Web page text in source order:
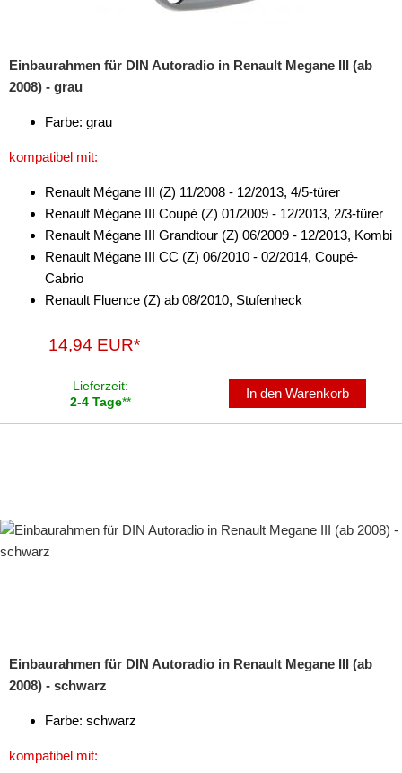
für Scania
für Scion
für Seat
für Skoda
für Smart
für Ssangyong
für Subaru
für Volkswagen
Radiorahmen
USB-Adapter
Verstärker-Zubehör
Vorverstärkeradapter
Einbaurahmen für DIN Autoradio in Renault Megane III (ab
2008) - grau
Farbe: grau
kompatibel mit:
Renault Mégane III (Z) 11/2008 - 12/2013, 4/5-türer
Renault Mégane III Coupé (Z) 01/2009 - 12/2013, 2/3-türer
Renault Mégane III Grandtour (Z) 06/2009 - 12/2013, Kombi
Renault Mégane III CC (Z) 06/2010 - 02/2014, Coupé-
Cabrio
Renault Fluence (Z) ab 08/2010, Stufenheck
14,94 EUR*
Lieferzeit:
2-4 Tage**
In den Warenkorb
Einbaurahmen für DIN Autoradio in Renault Megane III (ab
2008) - schwarz
Farbe: schwarz
kompatibel mit: